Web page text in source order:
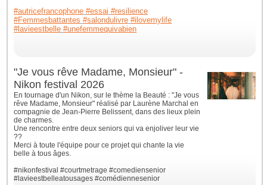
#autricefrancophone #essai #resilience
#Femmesbattantes #salondulivre #ilovemylife
#lavieestbelle #unefemmequivabien
"Je vous rêve Madame, Monsieur" -
Nikon festival 2026
En tournage d'un Nikon, sur le thème la Beauté : "Je vous
rêve Madame, Monsieur" réalisé par Laurène Marchal en
compagnie de Jean-Pierre Belissent, dans des lieux plein
de charmes.
Une rencontre entre deux seniors qui va enjoliver leur vie
??
Merci à toute l'équipe pour ce projet qui chante la vie
belle à tous âges.
#nikonfestival #courtmetrage #comediensenior
#lavieestbelleatousages #comédiennesenior